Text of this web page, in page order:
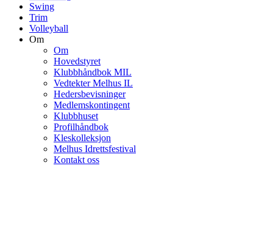
Swing
Trim
Volleyball
Om
Om
Hovedstyret
Klubbhåndbok MIL
Vedtekter Melhus IL
Hedersbevisninger
Medlemskontingent
Klubbhuset
Profilhåndbok
Kleskolleksjon
Melhus Idrettsfestival
Kontakt oss